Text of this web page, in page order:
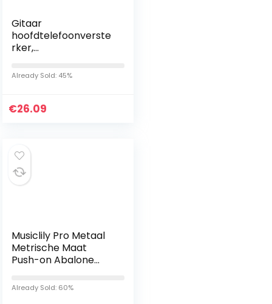
Gitaar
hoofdtelefoonverste
rker,
rker versterker mini-
gitaarpedalen voor
beginners
Already Sold: 45%
€26.09
Musiclily Pro Metaal
Metrische Maat
Push-on Abalone
Dome Knob voor
Telecaster
Already Sold: 60%